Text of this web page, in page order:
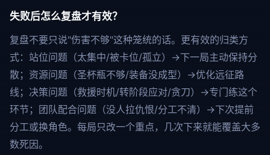
失败后怎么复盘才有效？
复盘不要只说"伤害不够"这种笼统的话。更有效的归类方
式：站位问题（太集中/被卡位/孤立）→下一局主动保持分
散；资源问题（圣杯瓶不够/装备没成型）→优化远征路
线；决策问题（救援时机/转阶段应对/贪刀）→专门练这个
环节；团队配合问题（没人拉仇恨/分工不清）→下次提前
分工或换角色。每局只改一个重点，几次下来就能覆盖大多
数死因。